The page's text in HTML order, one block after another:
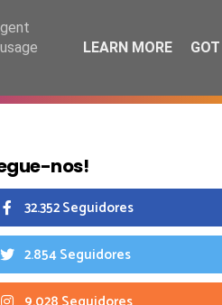
CALENDÁRIO
nos!
32.352 Seguidores
2.854 Seguidores
LEARN MORE